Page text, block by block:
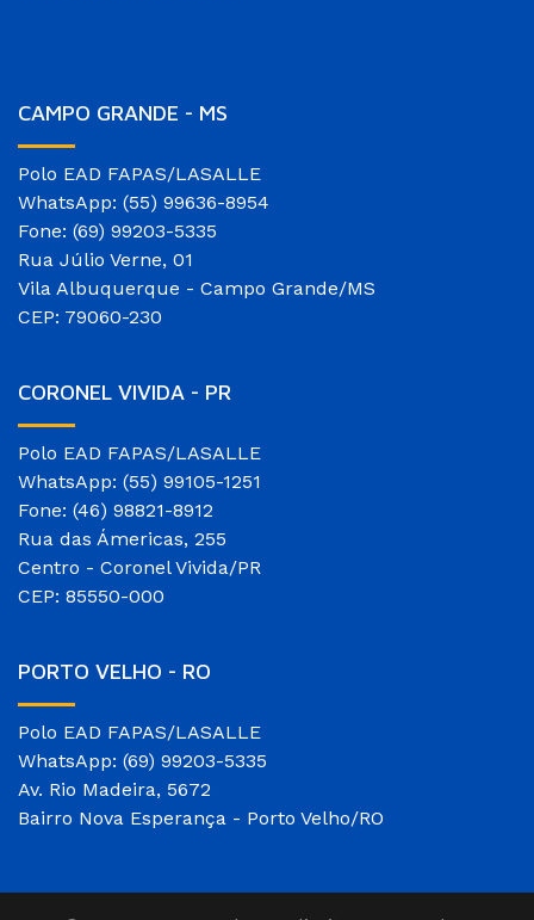
CAMPO GRANDE - MS
Polo EAD FAPAS/LASALLE
WhatsApp: (55) 99636-8954
Fone: (69) 99203-5335
Rua Júlio Verne, 01
Vila Albuquerque - Campo Grande/MS
CEP: 79060-230
CORONEL VIVIDA - PR
Polo EAD FAPAS/LASALLE
WhatsApp: (55) 99105-1251
Fone: (46) 98821-8912
Rua das Ámericas, 255
Centro - Coronel Vivida/PR
CEP: 85550-000
PORTO VELHO - RO
Polo EAD FAPAS/LASALLE
WhatsApp: (69) 99203-5335
Av. Rio Madeira, 5672
Bairro Nova Esperança - Porto Velho/RO